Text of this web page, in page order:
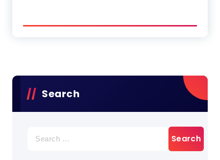
Search